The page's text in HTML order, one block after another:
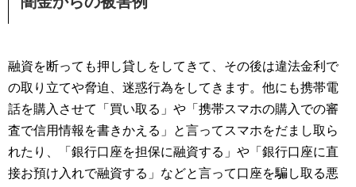
融資を断っても押し貸しをしてきて、その後は違法金利で
の取り立てや脅迫、迷惑行為をしてきます。他にも携帯電
話を購入させて「買い取る」や「携帯スマホの購入での審
査で信用情報を書きかえる」と言ってスマホをだまし取ら
れたり、「銀行口座を担保に融資する」や「銀行口座に直
接お預け入れで融資する」などと言って口座を騙し取る悪